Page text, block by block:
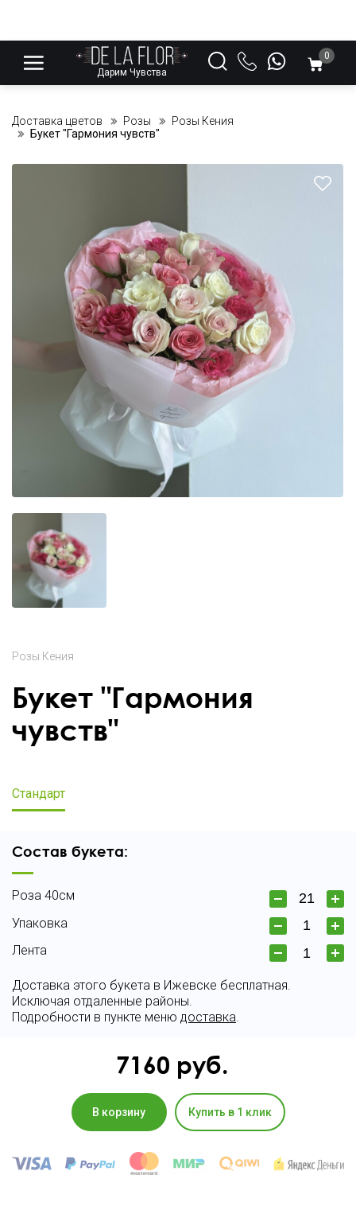
Дарим Чувства
0
Доставка цветов Розы
Розы Кения
Букет "Гармония чувств"
Розы Кения
Букет "Гармония
чувств"
Стандарт
Состав букета:
Роза 40см
Упаковка
Лента
Доставка этого букета в Ижевске бесплатная.
Исключая отдаленные районы.
Подробности в пункте меню доставка.
7160 руб.
В корзину Купить в 1 клик